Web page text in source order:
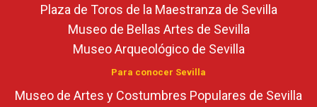
Plaza de Toros de la Maestranza de Sevilla
Museo de Bellas Artes de Sevilla
Museo Arqueológico de Sevilla
Para conocer Sevilla
Museo de Artes y Costumbres Populares de Sevilla